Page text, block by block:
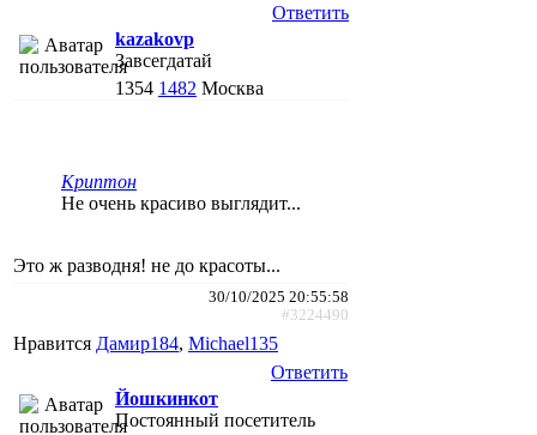
Ответить
kazakovp
Завсегдатай
1354 1482 Москва
Криптон
Не очень красиво выглядит...
Это ж разводня! не до красоты...
30/10/2025 20:55:58
#3224490
Нравится Дамир184, Michael135
Ответить
Йошкинкот
Постоянный посетитель